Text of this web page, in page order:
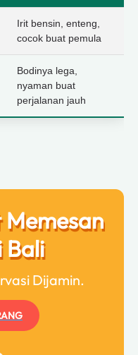
Irit bensin, enteng,
cocok buat pemula
Bodinya lega,
nyaman buat
perjalanan jauh
Bali
Dijamin.